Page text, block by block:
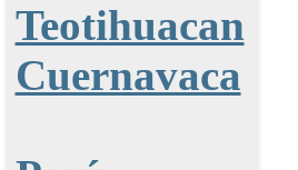
Teotihuacan
Cuernavaca